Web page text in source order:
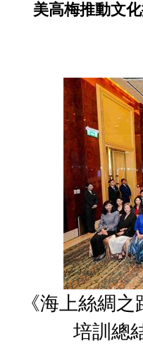
美高梅推動文
《海上絲綢
培訓總